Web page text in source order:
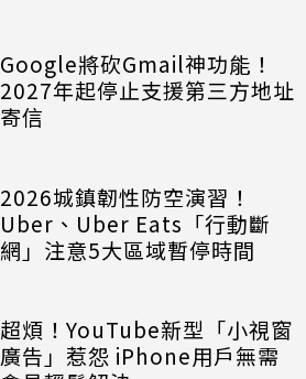
Google將砍Gmail神功能！
2027年起停止支援第三方地址
寄信
2026城鎮韌性防空演習！
Uber、Uber Eats「行動斷
網」注意5大區域暫停時間
超煩！YouTube新型「小視窗
廣告」惹怨 iPhone用戶無需